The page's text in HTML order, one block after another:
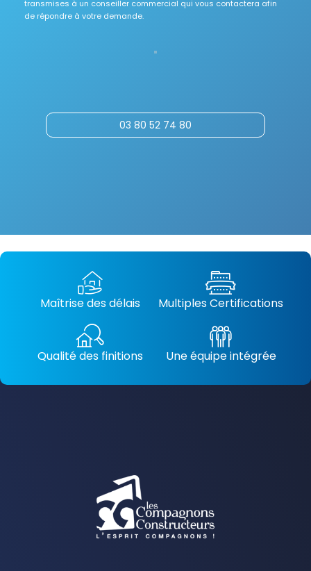
transmises à un conseiller commercial qui vous contactera afin
de répondre à votre demande.
03 80 52 74 80
Maîtrise des délais Multiples Certifications
Qualité des finitions Une équipe intégrée